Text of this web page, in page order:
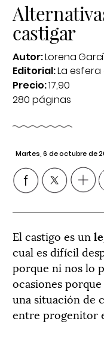
castigar
Autor:Lorena
Editorial:La esfera
Precio:17,90
280 páginas
Martes, 6 de octubre de
El castigo es un
cual es difícil
porque ni nos lo
ocasiones
una situación de
entre progenitor